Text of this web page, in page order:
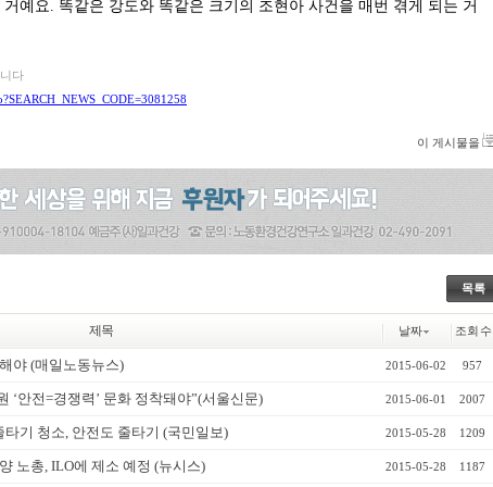
예요. 똑같은 강도와 똑같은 크기의 조현아 사건을 매번 겪게 되는 거
다
이 게시물을
목록
제목 날짜 조회 수
야 (매일노동뉴스) 2015-06-02 957
‘안전=경쟁력’ 문화 정착돼야”(서울신문) 2015-06-01 2007
기 청소, 안전도 줄타기 (국민일보) 2015-05-28 1209
노총, ILO에 제소 예정 (뉴시스) 2015-05-28 1187